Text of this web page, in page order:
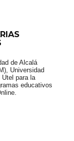
de Alcalá
Universidad
Utel para la
educativos